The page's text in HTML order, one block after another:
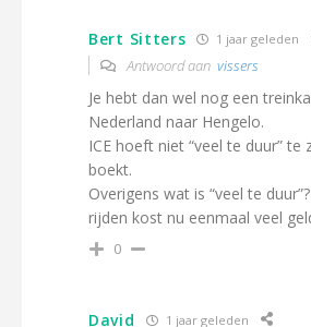
Bert Sitters 1 jaar geleden
Antwoord aan vissers
Je hebt dan wel nog een
Nederland naar Hengelo.
ICE hoeft niet “veel te duur” te
boekt.
Overigens wat is “veel te
rijden kost nu eenmaal veel
0
David 1 jaar geleden